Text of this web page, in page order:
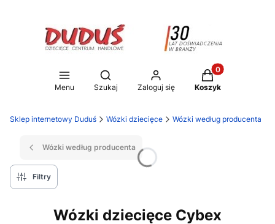
Menu
Otwórz wyszukiwarkę
Szukaj Zaloguj się
Produkty w
Koszyk
Sklep internetowy Duduś Wózki dziecięce Wózki według producenta
Wózki według producenta
Filtry
Wózki dziecięce Cybex